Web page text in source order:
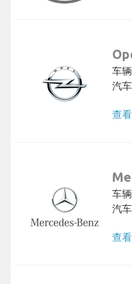
车
汽
查
车
汽
查